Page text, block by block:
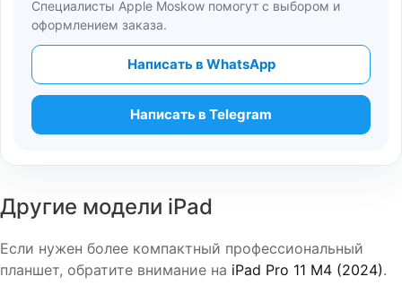
Специалисты Apple Moskow помогут с выбором и
оформлением заказа.
Написать в WhatsApp
Написать в Telegram
Другие модели iPad
Если нужен более компактный профессиональный
планшет, обратите внимание на iPad Pro 11 M4 (2024).